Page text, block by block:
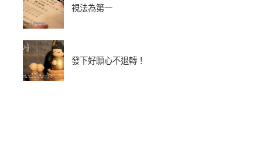
視法為第一
發下好願心不退轉！